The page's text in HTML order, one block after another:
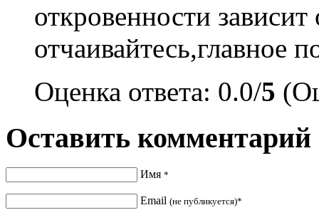
откровенности
отчаивайтесь,главное
Оценка ответа: 0.0/5
Оставить комментарий
Имя *
Email (не публикуется)*